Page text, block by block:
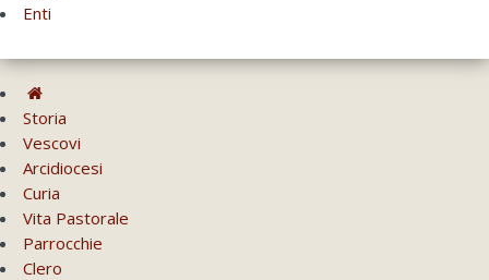
Enti
Storia
Vescovi
Arcidiocesi
Curia
Vita Pastorale
Parrocchie
Clero